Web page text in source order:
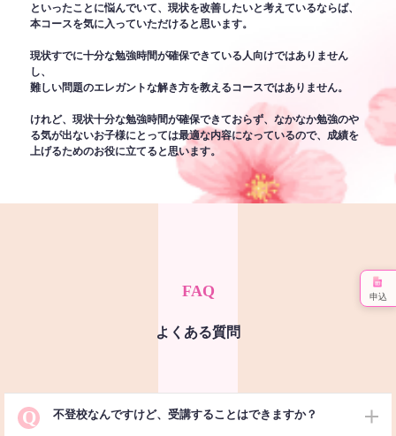
といったことに悩んでいて、現状を改善したいと考えているならば、
本コースを気に入っていただけると思います。
現状すでに十分な勉強時間が確保できている人向けではありません
し、
難しい問題のエレガントな解き方を教えるコースではありません。
けれど、現状十分な勉強時間が確保できておらず、なかなか勉強のや
る気が出ないお子様にとっては最適な内容になっているので、成績を
上げるためのお役に立てると思います。
FAQ
よくある質問
Q 不登校なんですけど、受講することはできますか？
申込